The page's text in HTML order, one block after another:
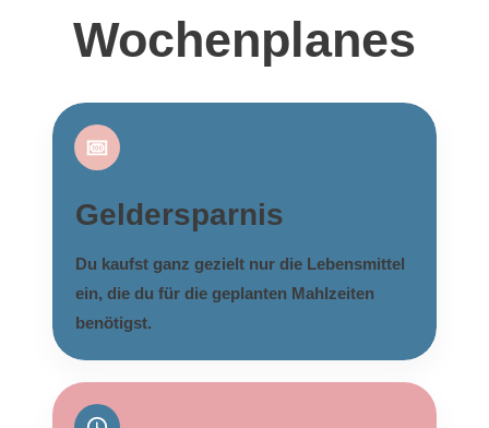
Wochenplanes
Geldersparnis
Du kaufst ganz gezielt nur die Lebensmittel
ein, die du für die geplanten Mahlzeiten
benötigst.